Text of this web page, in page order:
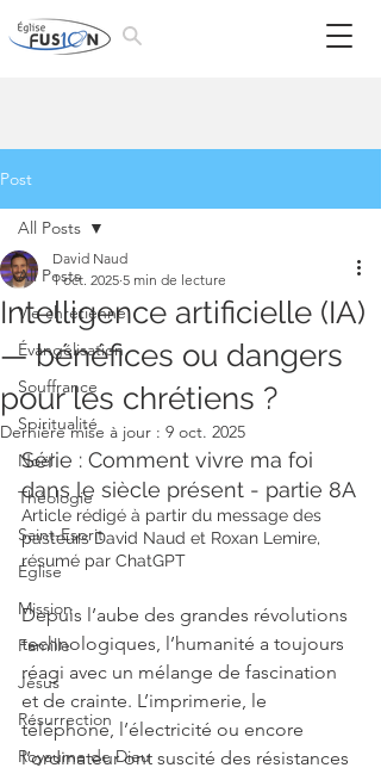
Post
All Posts
Vie chrétienne
Évangélisation
Souffrance
Spiritualité
Noël
Théologie
Saint-Esprit
Église
Mission
Famille
Jésus
Résurrection
Royaume de Dieu
All Posts
Intelligence artificielle (IA)
— bénéfices ou dangers
pour les chrétiens ?
David Naud
1 oct. 2025 5 min de lecture
Dernière mise à jour : 9 oct. 2025
Série : Comment vivre ma foi
dans le siècle présent - partie 8A
Article rédigé à partir du message des
pasteurs David Naud et Roxan Lemire,
résumé par ChatGPT
Depuis l’aube des grandes révolutions
technologiques, l’humanité a toujours
réagi avec un mélange de fascination
et de crainte. L’imprimerie, le
téléphone, l’électricité ou encore
l’ordinateur ont suscité des résistances